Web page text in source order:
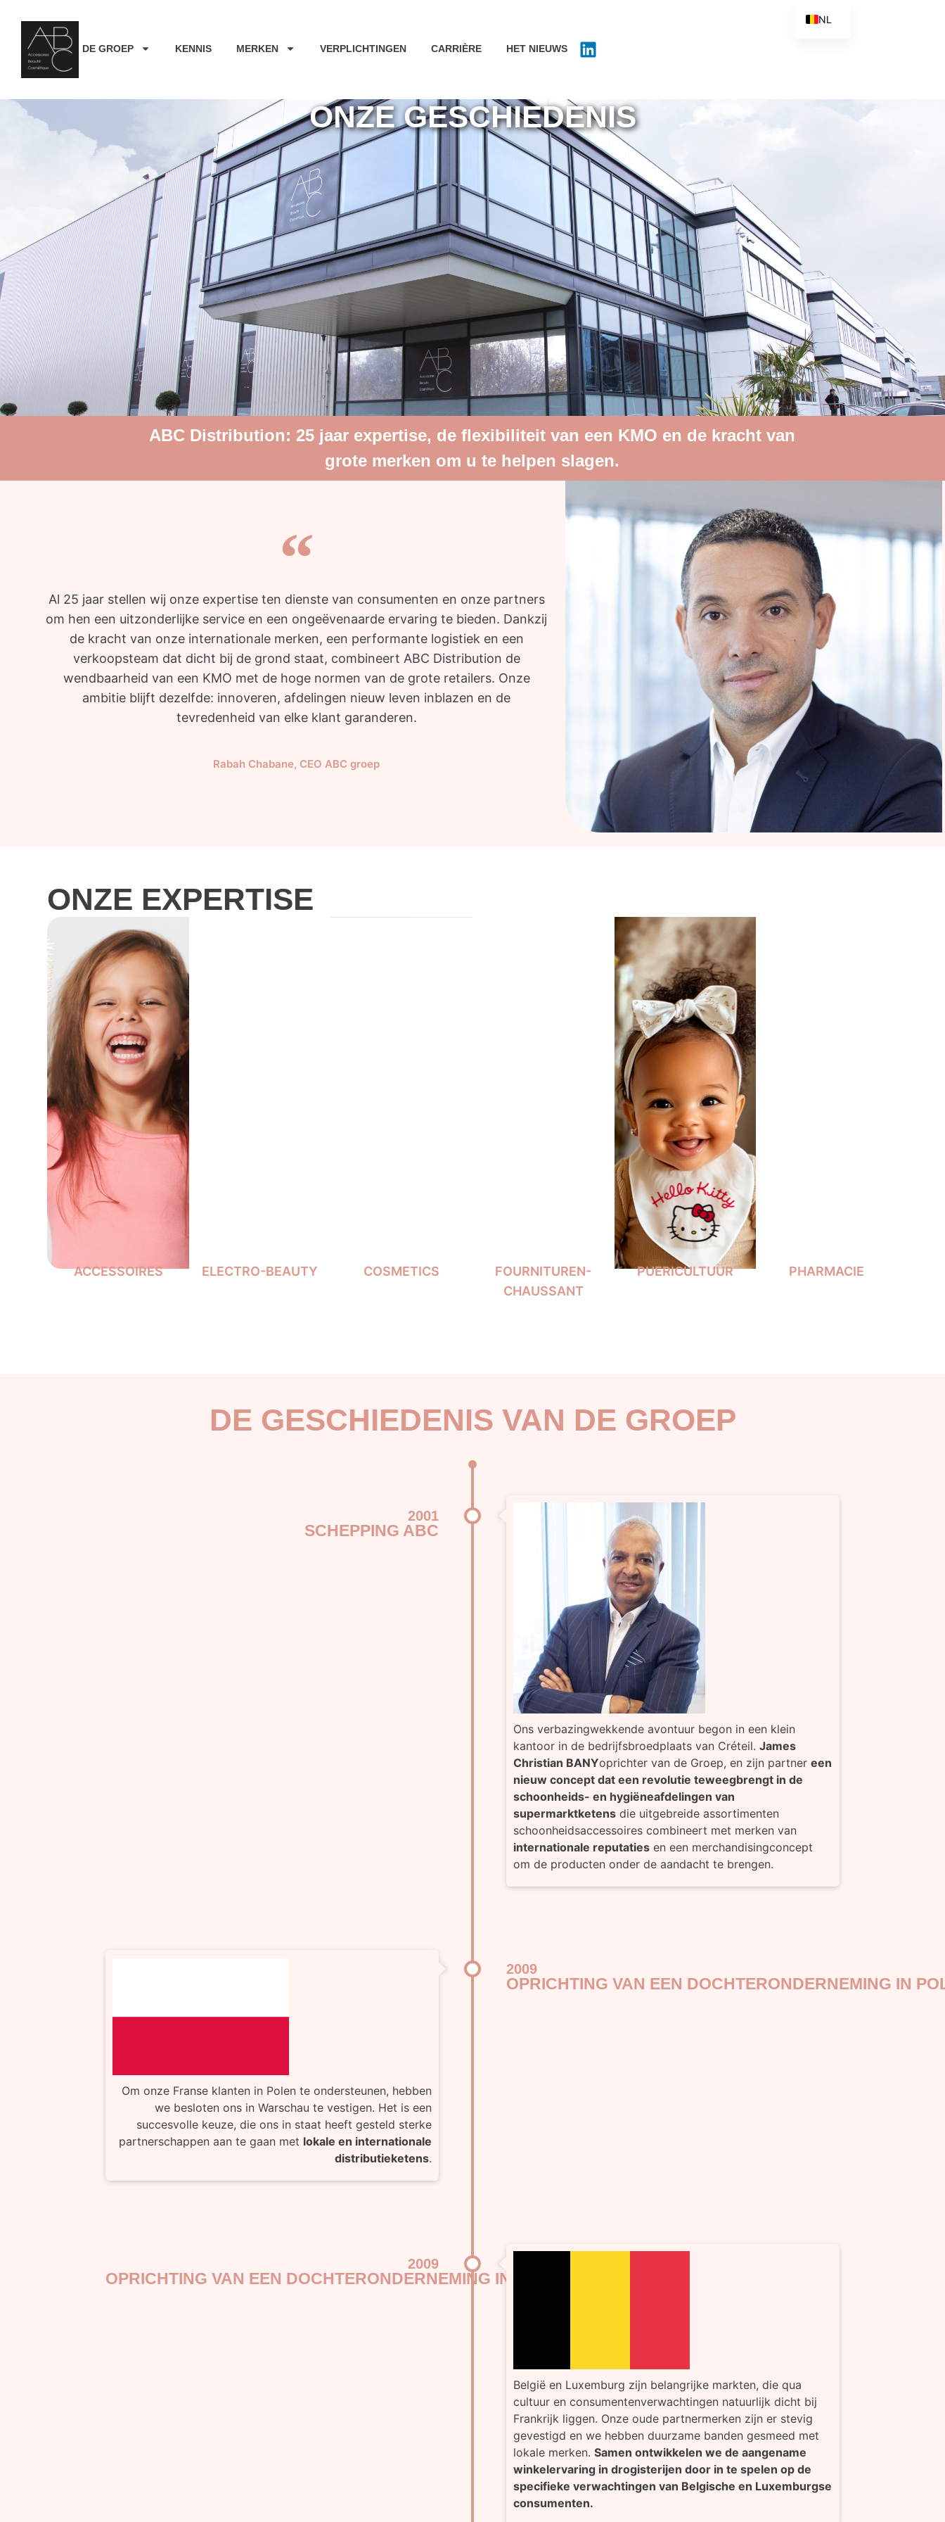
DE GROEP KENNIS MERKEN VERPLICHTINGEN CARRIÈRE HET NIEUWS
ONZE GESCHIEDENIS
ABC Distribution: 25 jaar expertise, de flexibiliteit van een KMO en de kracht van
grote merken om u te helpen slagen.
Al 25 jaar stellen wij onze expertise ten dienste van consumenten en onze partners
om hen een uitzonderlijke service en een ongeëvenaarde ervaring te bieden. Dankzij
de kracht van onze internationale merken, een performante logistiek en een
verkoopsteam dat dicht bij de grond staat, combineert ABC Distribution de
wendbaarheid van een KMO met de hoge normen van de grote retailers. Onze
ambitie blijft dezelfde: innoveren, afdelingen nieuw leven inblazen en de
tevredenheid van elke klant garanderen.
Rabah Chabane, CEO ABC groep
ONZE EXPERTISE
ACCESSOIRES ELECTRO-BEAUTY COSMETICS
FOURNITUREN-
CHAUSSANT
PUERICULTUUR PHARMACIE
DE GESCHIEDENIS VAN DE GROEP
2001
SCHEPPING ABC
Ons verbazingwekkende avontuur begon in een klein
kantoor in de bedrijfsbroedplaats van Créteil. James
Christian BANYoprichter van de Groep, en zijn partner een
nieuw concept dat een revolutie teweegbrengt in de
schoonheids- en hygiëneafdelingen van
supermarktketens die uitgebreide assortimenten
schoonheidsaccessoires combineert met merken van
internationale reputaties en een merchandisingconcept
om de producten onder de aandacht te brengen.
2009
OPRICHTING VAN EEN DOCHTERONDERNEMING IN
Om onze Franse klanten in Polen te ondersteunen, hebben
we besloten ons in Warschau te vestigen. Het is een
succesvolle keuze, die ons in staat heeft gesteld sterke
partnerschappen aan te gaan met lokale en internationale
distributieketens.
2009
OPRICHTING VAN EEN DOCHTERONDERNEMING IN BELGIË
België en Luxemburg zijn belangrijke markten, die qua
cultuur en consumentenverwachtingen natuurlijk dicht bij
Frankrijk liggen. Onze oude partnermerken zijn er stevig
gevestigd en we hebben duurzame banden gesmeed met
lokale merken. Samen ontwikkelen we de aangename
winkelervaring in drogisterijen door in te spelen op de
specifieke verwachtingen van Belgische en Luxemburgse
consumenten.
NL